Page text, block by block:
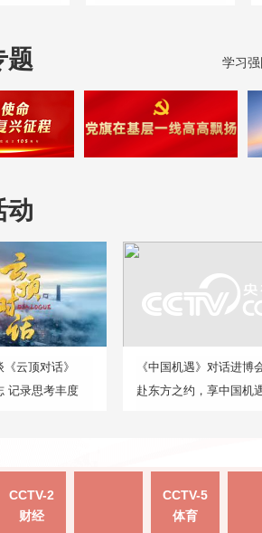
题 学习
动
云顶对话》
记录思考丰度
《中国机遇》对话进博
赴东方之约，享中国机
CCTV-2
财经
CCTV-5
体育